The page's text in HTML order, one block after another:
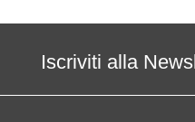
Iscriviti alla